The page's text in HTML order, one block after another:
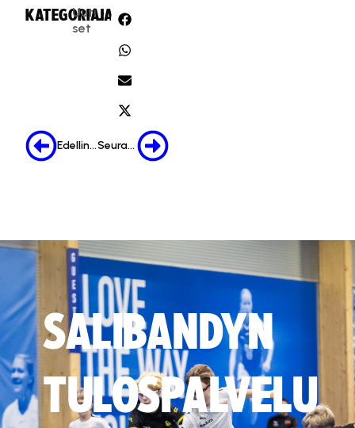
KATEGORIA:
Uuti
set
JAA:
Edellinen Seuraava
SALIBANDYN
TULOSPALVELU